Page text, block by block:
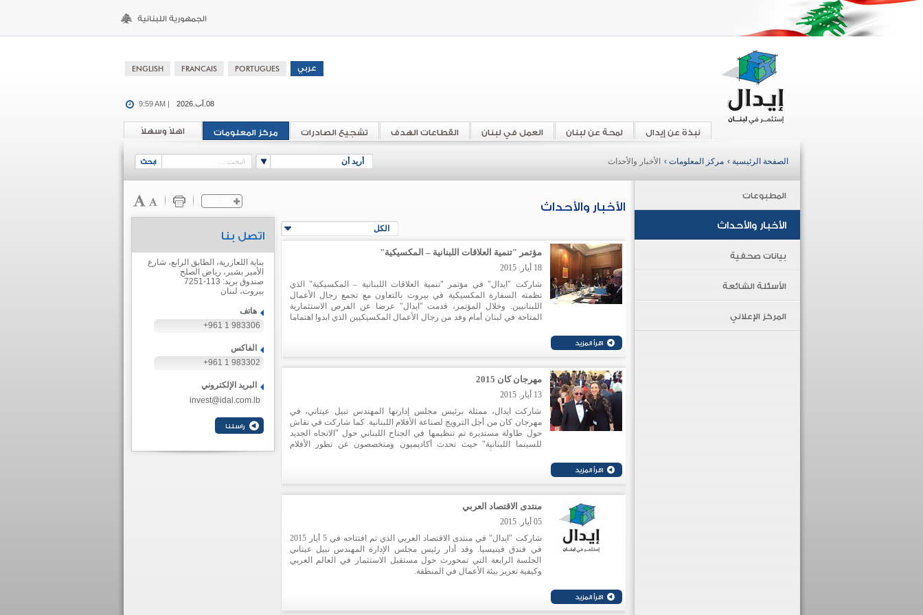
08.آب.2026 9:59 AM |
اهلاً وسهلاً مركز المعلومات تشجيع الصادرات القطاعات الهدف العمل في لبنان لمحة عن لبنان نبذة عن إيدال
أريد أن الصفحة الرئيسية › مركز المعلومات › الأخبار والأحداث
المطبوعات
الأخبار والأحداث
بيانات صحفية
الأسئلة الشائعة
المركز الإعلاني
الأخبار والأحداث
الكل
مؤتمر "تنمية العلاقات اللبنانية – المكسيكية"
18 أيار. 2015
شاركت "ايدال" في مؤتمر "تنمية العلاقات اللبنانية – المكسيكية" الذي
نظمته السفارة المكسيكية في بيروت بالتعاون مع تجمع رجال الأعمال
اللبنانيين. وخلال المؤتمر، قدمت "ايدال" عرضا عن الفرص الاستثمارية
المتاحة في لبنان أمام وفد من رجال الأعمال المكسيكيين الذي ابدوا اهتماما
مهرجان كان 2015
13 أيار. 2015
شاركت ايدال، ممثلة برئيس مجلس إدارتها المهندس نبيل عيتاني، في
مهرجان كان من أجل الترويج لصناعة الأفلام اللبنانية. كما شاركت في نقاش
حول طاولة مستديرة تم تنظيمها في الجناح اللبناني حول "الاتجاه الجديد
للسينما اللبنانية" حيث تحدث أكاديميون ومتخصصون عن تطور الأفلام
- الطريق، لـ رنا سالم
- الجانب الآخر من نوفمبر، لـ ماريان زحيل
- موجة الحر، لـ جويس نشواتي
كم تم عرض «فيلم كبير كتير»:
وهو فيلم سردي من إخراج مير جان بو شعيا
ومن إنتاج كبريت.
منتدى الاقتصاد العربي
05 أيار. 2015
شاركت "ايدال" في منتدى الاقتصاد العربي الذي تم افتتاحه في 5 أيار 2015
في فندق فينيسيا. وقد أدار رئيس مجلس الإدارة المهندس نبيل عيتاني
الجلسة الرابعة التي تمحورت حول مستقبل الاستثمار في العالم العربي
وكيفية تعزيز بيئة الأعمال في المنطقة.
اتصل بنا
بناية اللعازرية، الطابق الرابع، شارع
الأمير بشير، رياض الصلح
صندوق بريد: 113-7251
بيروت، لبنان
هاتف
+961 1 983306
الفاكس
+961 1 983302
البريد الإلكتروني
invest@idal.com.lb